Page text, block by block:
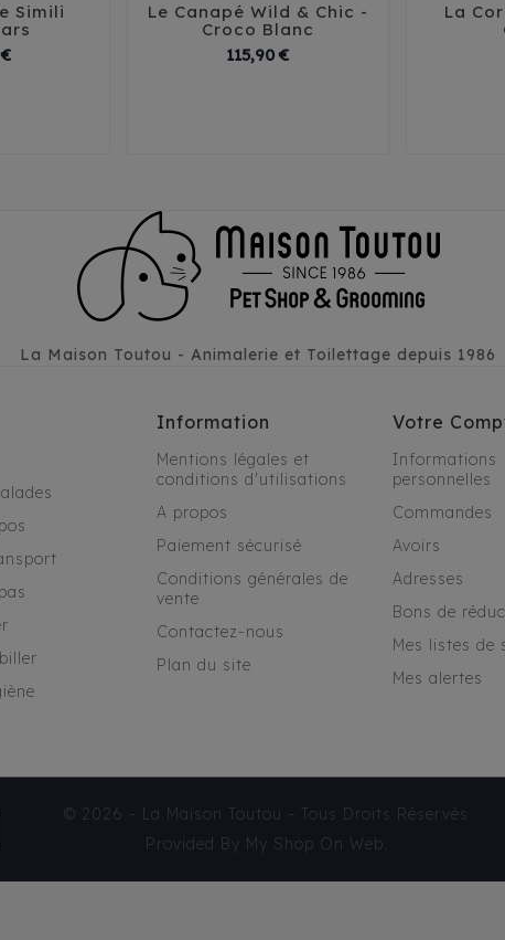

Simili
Prix
  
Le Canapé Wild & Chic -
Croco Blanc
115,90 €Prix
La
La Maison Toutou - Animalerie et Toilettage depuis 1986
Information
Mentions légales et
conditions d'utilisations
A propos
Paiement sécurisé
Conditions générales de
vente
Contactez-nous
Plan du site
Votre
Informations
personnelles
Commandes
Avoirs
Adresses
Bons de
Mes listes de
Mes alertes
© 2026 - La Maison Toutou - Tous Droits Réservés
Provided By My Shop On Web